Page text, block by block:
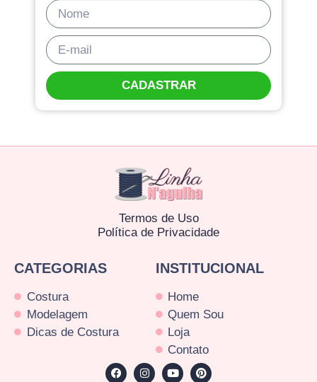
CADASTRAR
Termos de Uso
Política de Privacidade
CATEGORIAS
Costura
Modelagem
Dicas de Costura
INSTITUCIONAL
Home
Quem Sou
Loja
Contato